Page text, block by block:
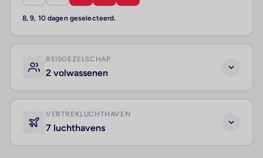
8, 9, 10 dagen geselecteerd.
REISGEZELSCHAP
2 volwassenen
VERTREKLUCHTHAVEN
7 luchthavens